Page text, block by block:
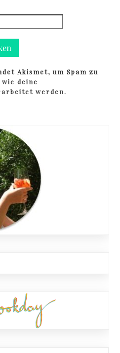
Akismet, um Spam zu
deine
werden.